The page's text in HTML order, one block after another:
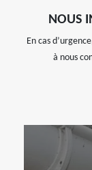
NOUS
En cas
à nous